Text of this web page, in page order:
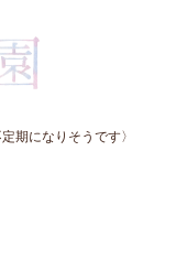
期になりそうです〉